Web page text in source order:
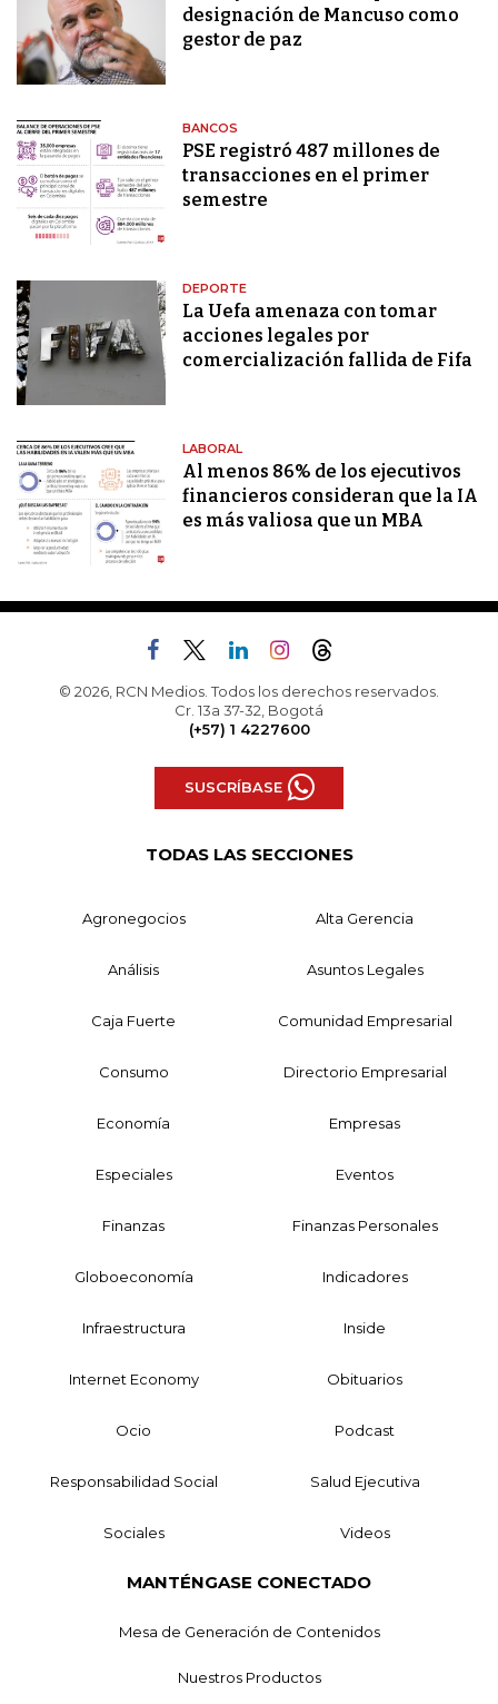
designación de Mancuso como
gestor de paz
BANCOS
PSE registró 487 millones de
transacciones en el primer
semestre
DEPORTE
La Uefa amenaza con tomar
acciones legales por
comercialización fallida de Fifa
LABORAL
Al menos 86% de los ejecutivos
financieros consideran que la IA
es más valiosa que un MBA
© 2026, RCN Medios. Todos los derechos reservados.
Cr. 13a 37-32, Bogotá
(+57) 1 4227600
SUSCRÍBASE
TODAS LAS SECCIONES
Agronegocios Alta Gerencia
Análisis Asuntos Legales
Caja Fuerte Comunidad Empresarial
Consumo Directorio Empresarial
Economía Empresas
Especiales Eventos
Finanzas Finanzas Personales
Globoeconomía Indicadores
Infraestructura Inside
Internet Economy Obituarios
Ocio Podcast
Responsabilidad Social Salud Ejecutiva
Sociales Videos
MANTÉNGASE CONECTADO
Mesa de Generación de Contenidos
Nuestros Productos